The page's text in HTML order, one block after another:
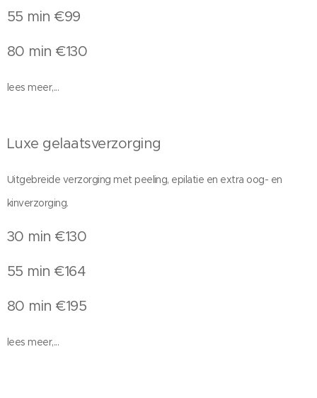
55 min €99
80 min €130
lees meer,...
Luxe gelaatsverzorging
Uitgebreide verzorging met peeling, epilatie en extra oog- en
kinverzorging.
30 min €130
55 min €164
80 min €195
lees meer,...